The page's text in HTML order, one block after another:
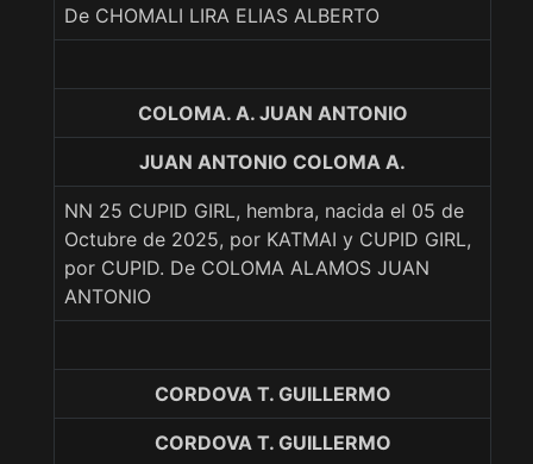
De CHOMALI LIRA ELIAS ALBERTO
COLOMA. A. JUAN ANTONIO
JUAN ANTONIO COLOMA A.
NN 25 CUPID GIRL, hembra, nacida el 05 de
Octubre de 2025, por KATMAI y CUPID GIRL,
por CUPID. De COLOMA ALAMOS JUAN
ANTONIO
CORDOVA T. GUILLERMO
CORDOVA T. GUILLERMO